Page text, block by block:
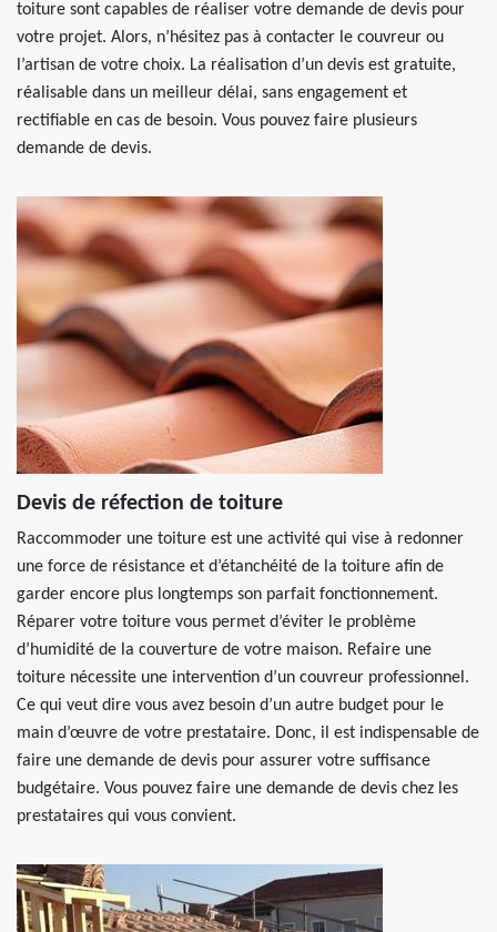
toiture sont capables de réaliser votre demande de devis pour
votre projet. Alors, n’hésitez pas à contacter le couvreur ou
l’artisan de votre choix. La réalisation d’un devis est gratuite,
réalisable dans un meilleur délai, sans engagement et
rectifiable en cas de besoin. Vous pouvez faire plusieurs
demande de devis.
Devis de réfection de toiture
Raccommoder une toiture est une activité qui vise à redonner
une force de résistance et d’étanchéité de la toiture afin de
garder encore plus longtemps son parfait fonctionnement.
Réparer votre toiture vous permet d’éviter le problème
d’humidité de la couverture de votre maison. Refaire une
toiture nécessite une intervention d’un couvreur professionnel.
Ce qui veut dire vous avez besoin d’un autre budget pour le
main d’œuvre de votre prestataire. Donc, il est indispensable de
faire une demande de devis pour assurer votre suffisance
budgétaire. Vous pouvez faire une demande de devis chez les
prestataires qui vous convient.